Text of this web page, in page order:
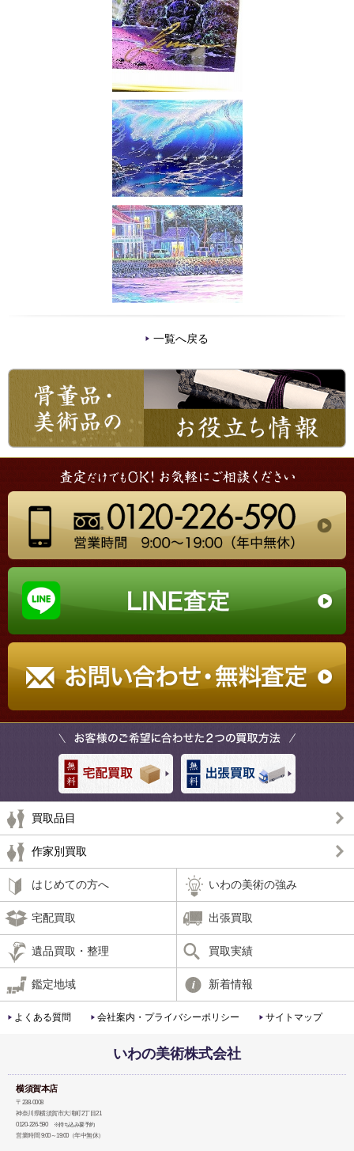
一覧へ戻る
買取品目
作家別買取
はじめての方へ いわの美術の強み
宅配買取 出張買取
遺品買取・整理 買取実績
鑑定地域 新着情報
よくある質問 会社案内・プライバシーポリシー サイトマップ
いわの美術株式会社
横須賀本店
〒238-0008
神奈川県横須賀市大滝町2丁目21
0120-226-590
※持ち込み要予約
営業時間 9:00～19:00（年中無休）